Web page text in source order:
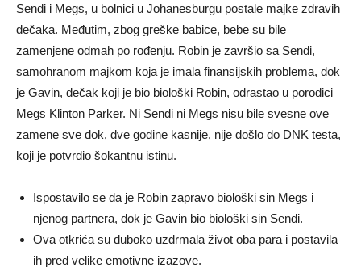
Sendi i Megs, u bolnici u Johanesburgu postale majke zdravih
dečaka. Međutim, zbog greške babice, bebe su bile
zamenjene odmah po rođenju. Robin je završio sa Sendi,
samohranom majkom koja je imala finansijskih problema, dok
je Gavin, dečak koji je bio biološki Robin, odrastao u porodici
Megs Klinton Parker. Ni Sendi ni Megs nisu bile svesne ove
zamene sve dok, dve godine kasnije, nije došlo do DNK testa,
koji je potvrdio šokantnu istinu.
Ispostavilo se da je Robin zapravo biološki sin Megs i
njenog partnera, dok je Gavin bio biološki sin Sendi.
Ova otkrića su duboko uzdrmala život oba para i postavila
ih pred velike emotivne izazove.